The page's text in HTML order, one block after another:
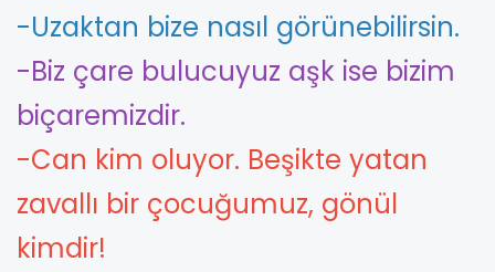
-Uzaktan bize nasıl görünebilirsin.
-Biz çare bulucuyuz aşk ise bizim
biçaremizdir.
-Can kim oluyor. Beşikte yatan
zavallı bir çocuğumuz, gönül
kimdir!